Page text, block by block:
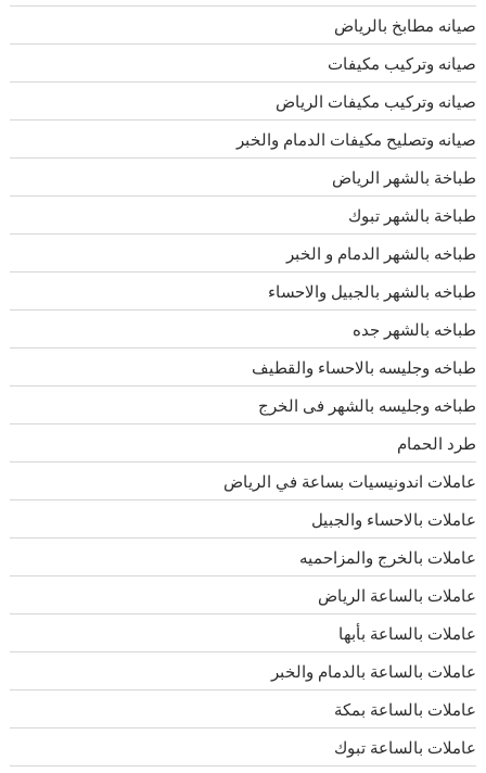
صيانه مطابخ بالرياض
صيانه وتركيب مكيفات
صيانه وتركيب مكيفات الرياض
صيانه وتصليح مكيفات الدمام والخبر
طباخة بالشهر الرياض
طباخة بالشهر تبوك
طباخه بالشهر الدمام و الخبر
طباخه بالشهر بالجبيل والاحساء
طباخه بالشهر جده
طباخه وجليسه بالاحساء والقطيف
طباخه وجليسه بالشهر فى الخرج
طرد الحمام
عاملات اندونيسيات بساعة في الرياض
عاملات بالاحساء والجبيل
عاملات بالخرج والمزاحميه
عاملات بالساعة الرياض
عاملات بالساعة بأبها
عاملات بالساعة بالدمام والخبر
عاملات بالساعة بمكة
عاملات بالساعة تبوك